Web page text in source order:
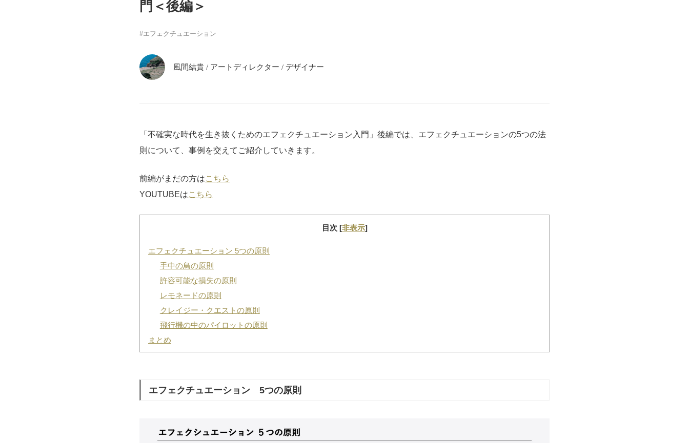
門＜後編＞
エフェクチュエーション
風間結貴 / アートディレクター / デザイナー
「不確実な時代を生き抜くためのエフェクチュエーション入門」後編では、エフェクチュエーションの5つの法
則について、事例を交えてご紹介していきます。
前編がまだの方はこちら
YOUTUBEはこちら
目次 [非表示]
エフェクチュエーション 5つの原則
手中の鳥の原則
許容可能な損失の原則
レモネードの原則
クレイジー・クエストの原則
飛行機の中のパイロットの原則
まとめ
エフェクチュエーション 5つの原則